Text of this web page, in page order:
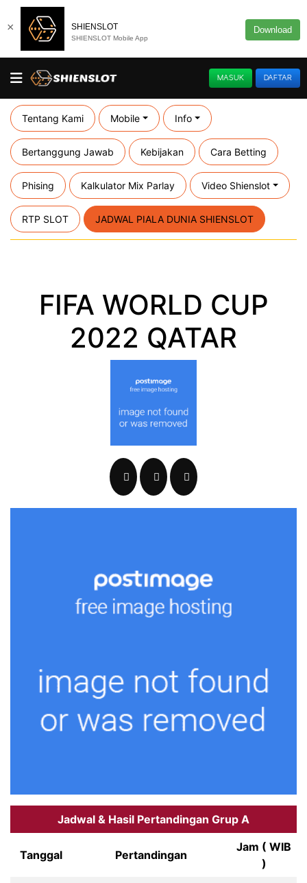
SHIENSLOT
SHIENSLOT Mobile App
Download
×
MASUK DAFTAR
Tentang Kami Mobile Info
Bertanggung Jawab Kebijakan Cara Betting
Phising Kalkulator Mix Parlay Video Shienslot
RTP SLOT JADWAL PIALA DUNIA SHIENSLOT
FIFA WORLD CUP
2022 QATAR
Jadwal & Hasil Pertandingan Grup A
Tanggal Pertandingan
Jam ( WIB
)